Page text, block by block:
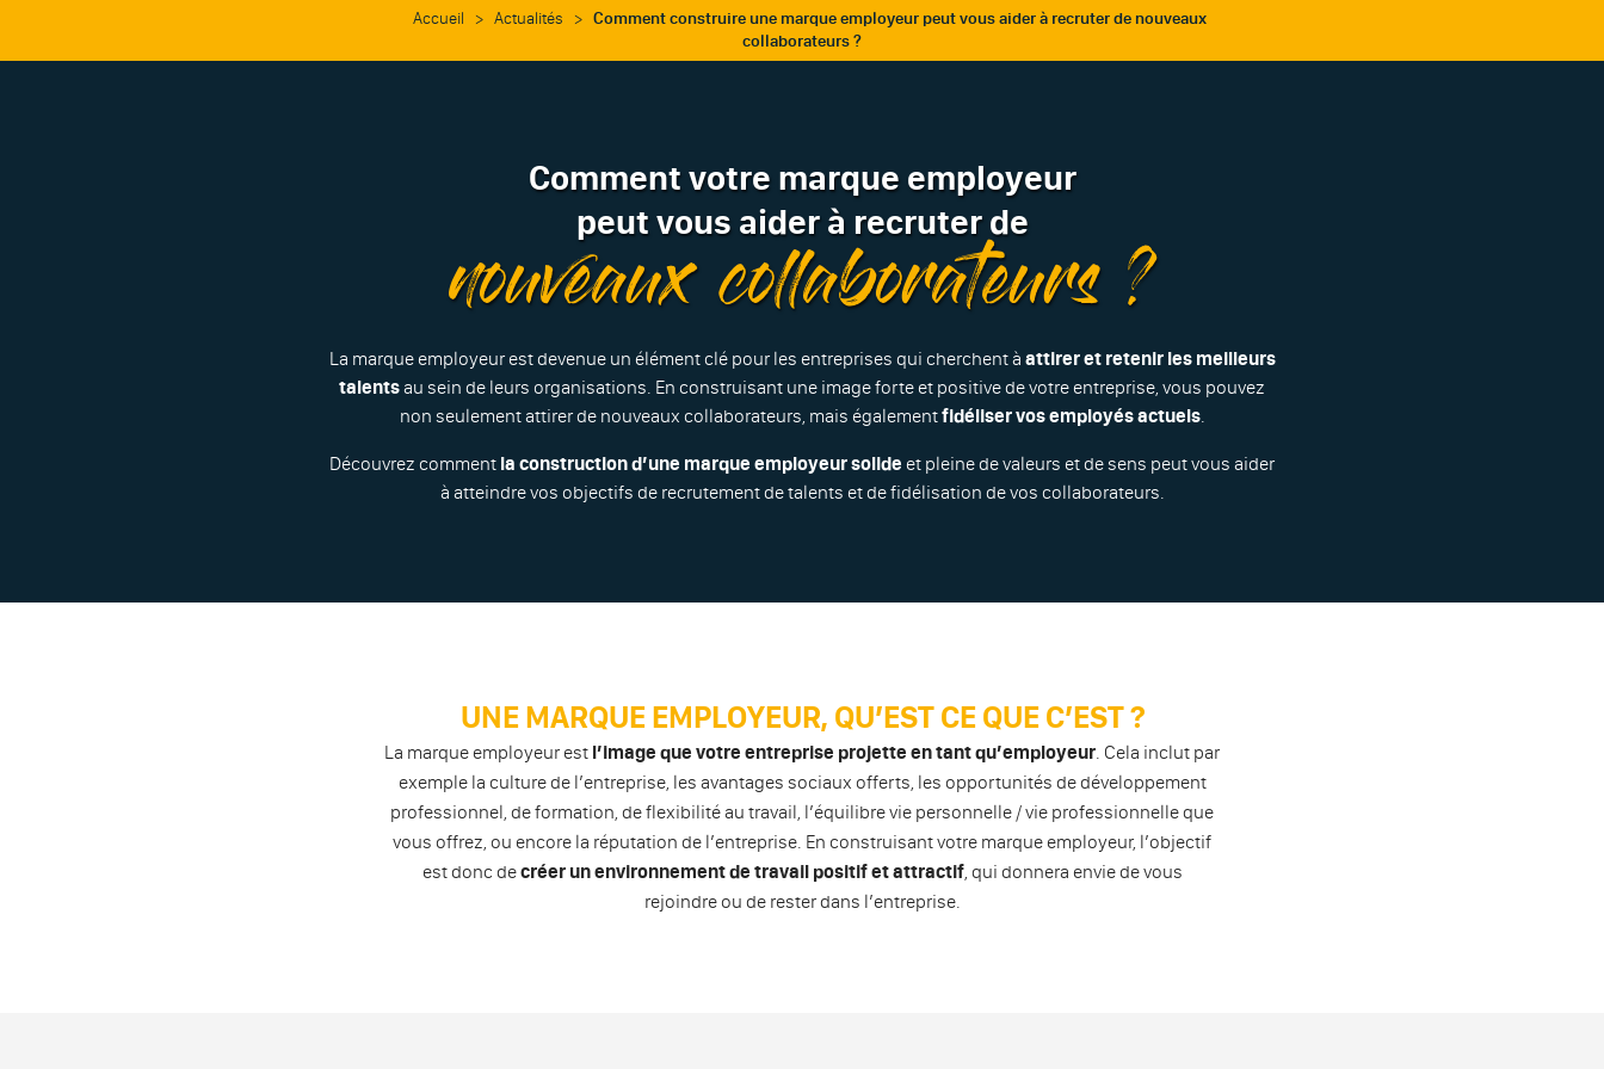
Accueil > Actualités > Comment construire une marque employeur peut vous aider à recruter de nouveaux
collaborateurs ?
Comment votre marque employeur
peut vous aider à recruter de
nouveaux collaborateurs ?
La marque employeur est devenue un élément clé pour les entreprises qui cherchent à attirer et retenir les meilleurs
talentsau sein de leurs organisations. En construisant une image forte et positive de votre entreprise, vous pouvez
non seulement attirer de nouveaux collaborateurs, mais égalementfidéliser vos employés actuels.
Découvrez comment la construction d’une marque employeur solide et pleine de valeurs et de sens peut vous aider
à atteindre vos objectifs de recrutement de talents et de fidélisation de vos collaborateurs.
UNE MARQUE EMPLOYEUR, QU’EST CE QUE C’EST ?
La marque employeur est l’image que votre entreprise projette en tant qu’employeur. Cela inclut par
exemple la culture de l’entreprise, les avantages sociaux offerts, les opportunités de développement
professionnel, de formation, de flexibilité au travail, l’équilibre vie personnelle / vie professionnelle que
vous offrez, ou encore la réputation de l’entreprise. En construisant votre marque employeur, l’objectif
est donc decréer un environnement de travail positif et attractif, qui donnera envie de vous
rejoindre ou de rester dans l’entreprise.